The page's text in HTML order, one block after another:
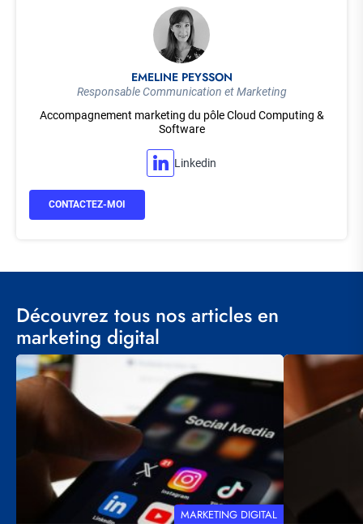
EMELINE PEYSSON
Responsable Communication et Marketing
Accompagnement marketing du pôle Cloud Computing &
Software
Linkedin
CONTACTEZ-MOI
Découvrez tous nos articles en
marketing digital
Visuel
principal
THÉMATIQUE
MARKETING DIGITAL
Visuel